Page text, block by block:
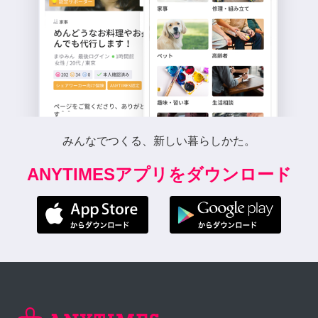
みんなでつくる、新しい暮らしかた。
ANYTIMESアプリをダウンロード